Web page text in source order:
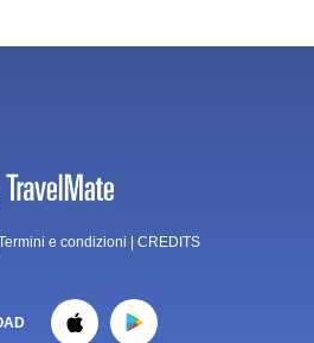
e condizioni CREDITS